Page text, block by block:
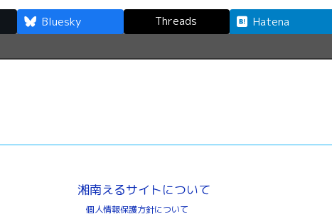
Bluesky Threads Hatena
湘南えるサイトについて
個人情報保護方針について